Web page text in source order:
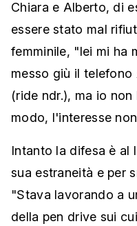
Chiara e Alberto, di
essere stato mal
femminile, "lei mi ha
messo giù il
(ride ndr.), ma io
modo, l'interesse
Intanto la difesa è al
sua estraneità e per
"Stava lavorando a
della pen drive sui